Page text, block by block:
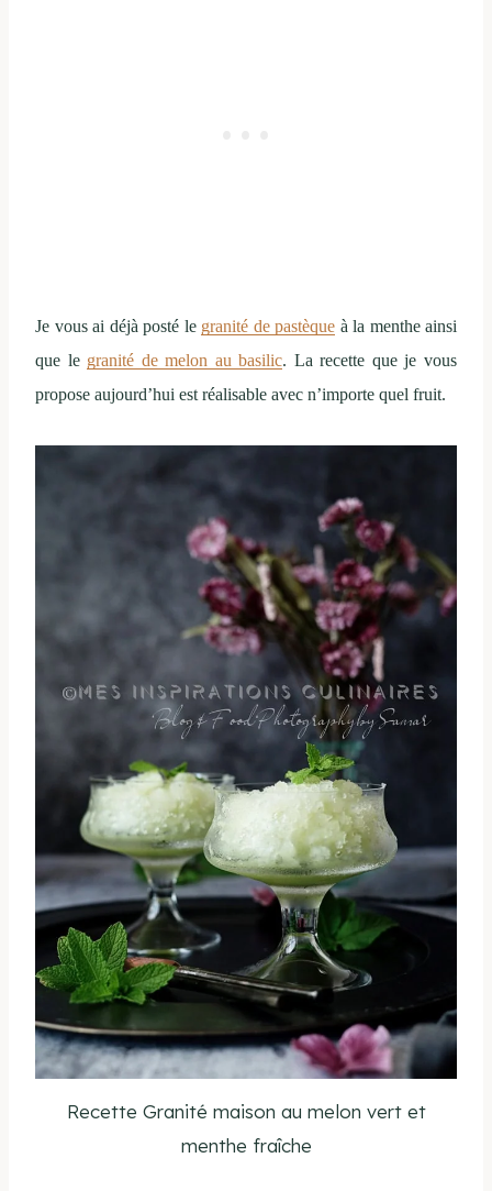
Je vous ai déjà posté le granité de pastèque à la menthe ainsi
que le granité de melon au basilic. La recette que je vous
propose aujourd’hui est réalisable avec n’importe quel fruit.
Recette Granité maison au melon vert et
menthe fraîche